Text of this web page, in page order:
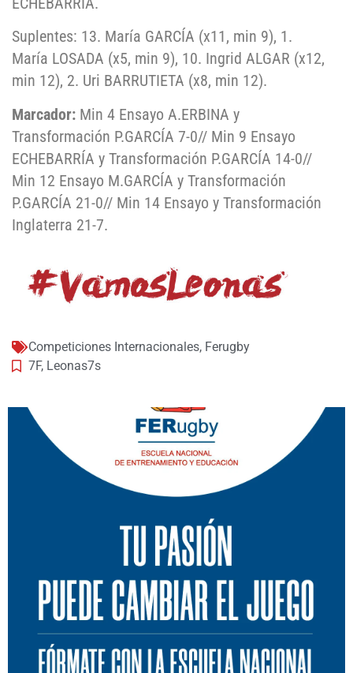
Suplentes: 13. María GARCÍA (x11, min 9), 1.
María LOSADA (x5, min 9), 10. Ingrid ALGAR (x12,
min 12), 2. Uri BARRUTIETA (x8, min 12).
Marcador: Min 4 Ensayo A.ERBINA y
Transformación P.GARCÍA 7-0// Min 9 Ensayo
ECHEBARRÍA y Transformación P.GARCÍA 14-0//
Min 12 Ensayo M.GARCÍA y Transformación
P.GARCÍA 21-0// Min 14 Ensayo y Transformación
Inglaterra 21-7.
Competiciones Internacionales, Ferugby
7F, Leonas7s